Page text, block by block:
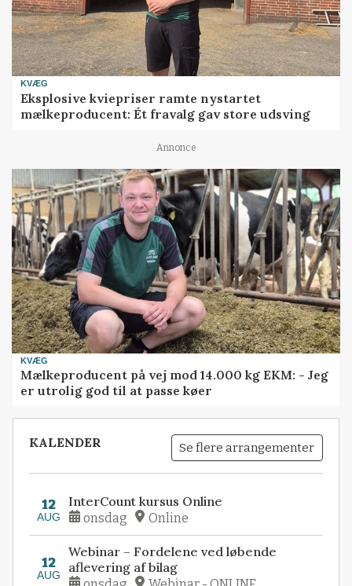
KVÆG
Eksplosive kviepriser ramte nystartet
mælkeproducent: Ét fravalg gav store udsving
Annonce
KVÆG
Mælkeproducent på vej mod 14.000 kg EKM: - Jeg
er utrolig god til at passe køer
KALENDER Se flere arrangementer
12
AUG
InterCount kursus Online
onsdag Online
12
AUG
Webinar – Fordelene ved løbende
aflevering af bilag